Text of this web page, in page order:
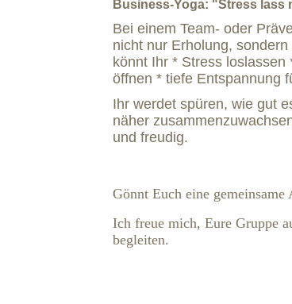
Business-Yoga: "Stress lass
Bei einem Team- oder
nicht nur Erholung,
könnt Ihr * Stress loslassen
öffnen * tiefe Entspannung
Ihr werdet spüren, wie gut
näher
und freudig.
Gönnt Euch eine
Ich freue mich, Eure Gruppe
begleiten.